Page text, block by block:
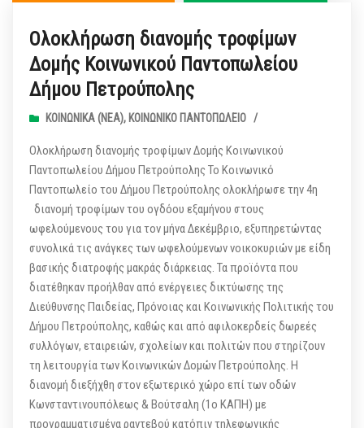
Ολοκλήρωση διανομής τροφίμων
Δομής Κοινωνικού Παντοπωλείου
Δήμου Πετρούπολης
ΚΟΙΝΩΝΙΚΆ (ΝΕΑ), ΚΟΙΝΩΝΙΚΌ ΠΑΝΤΟΠΩΛΕΊΟ /
Ολοκλήρωση διανομής τροφίμων Δομής Κοινωνικού
Παντοπωλείου Δήμου Πετρούπολης Το Κοινωνικό
Παντοπωλείο του Δήμου Πετρούπολης ολοκλήρωσε την 4η
διανομή τροφίμων του ογδόου εξαμήνου στους
ωφελούμενους του για τον μήνα Δεκέμβριο, εξυπηρετώντας
συνολικά τις ανάγκες των ωφελούμενων νοικοκυριών με είδη
βασικής διατροφής μακράς διάρκειας. Τα προϊόντα που
διατέθηκαν προήλθαν από ενέργειες δικτύωσης της
Διεύθυνσης Παιδείας, Πρόνοιας και Κοινωνικής Πολιτικής του
Δήμου Πετρούπολης, καθώς και από αφιλοκερδείς δωρεές
συλλόγων, εταιρειών, σχολείων και πολιτών που στηρίζουν
τη λειτουργία των Κοινωνικών Δομών Πετρούπολης. Η
διανομή διεξήχθη στον εξωτερικό χώρο επί των οδών
Κωνσταντινουπόλεως & Βούτσαλη (1ο ΚΑΠΗ) με
προγραμματισμένα ραντεβού κατόπιν τηλεφωνικής